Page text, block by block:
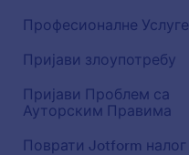
Професионалне Услуге
Пријави злоупотребу
Пријави Проблем са
Ауторским Правима
Поврати Jotform налог